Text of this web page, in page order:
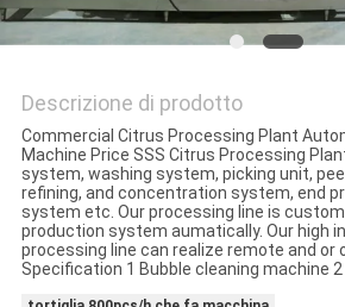
Descrizione di prodotto
Commercial Citrus Processing Plant
Machine Price SSS Citrus Processing
system, washing system, picking unit,
refining, and concentration system, end
system etc. Our processing line is
production system aumatically. Our high
processing line can realize remote and or
Specification 1 Bubble cleaning machine 2